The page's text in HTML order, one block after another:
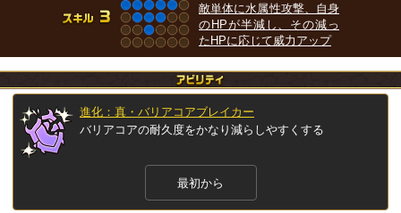
敵単体に水属性攻撃、自身
のHPが半減し、その減っ
たHPに応じて威力アップ
進化：真・バリアコアブレイカー
バリアコアの耐久度をかなり減らしやすくする
最初から